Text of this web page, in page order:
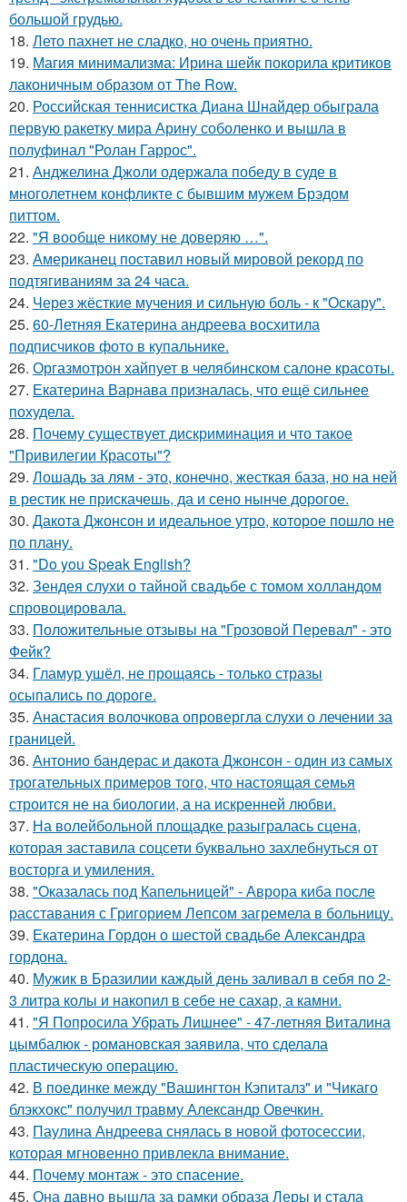
большой грудью.
18. Лето пахнет не сладко, но очень приятно.
19. Магия минимализма: Ирина шейк покорила критиков
лаконичным образом от The Row.
20. Российская теннисистка Диана Шнайдер обыграла
первую ракетку мира Арину соболенко и вышла в
полуфинал "Ролан Гаррос".
21. Анджелина Джоли одержала победу в суде в
многолетнем конфликте с бывшим мужем Брэдом
питтом.
22. "Я вообще никому не доверяю …".
23. Американец поставил новый мировой рекорд по
подтягиваниям за 24 часа.
24. Через жёсткие мучения и сильную боль - к "Оскару".
25. 60-Летняя Екатерина андреева восхитила
подписчиков фото в купальнике.
26. Оргазмотрон хайпует в челябинском салоне красоты.
27. Екатерина Варнава призналась, что ещё сильнее
похудела.
28. Почему существует дискриминация и что такое
"Привилегии Красоты"?
29. Лошадь за лям - это, конечно, жесткая база, но на ней
в рестик не прискачешь, да и сено нынче дорогое.
30. Дакота Джонсон и идеальное утро, которое пошло не
по плану.
31. "Do you Speak English?
32. Зендея слухи о тайной свадьбе с томом холландом
спровоцировала.
33. Положительные отзывы на "Грозовой Перевал" - это
Фейк?
34. Гламур ушёл, не прощаясь - только стразы
осыпались по дороге.
35. Анастасия волочкова опровергла слухи о лечении за
границей.
36. Антонио бандерас и дакота Джонсон - один из самых
трогательных примеров того, что настоящая семья
строится не на биологии, а на искренней любви.
37. На волейбольной площадке разыгралась сцена,
которая заставила соцсети буквально захлебнуться от
восторга и умиления.
38. "Оказалась под Капельницей" - Аврора киба после
расставания с Григорием Лепсом загремела в больницу.
39. Екатерина Гордон о шестой свадьбе Александра
гордона.
40. Мужик в Бразилии каждый день заливал в себя по 2-
3 литра колы и накопил в себе не сахар, а камни.
41. "Я Попросила Убрать Лишнее" - 47-летняя Виталина
цымбалюк - романовская заявила, что сделала
пластическую операцию.
42. В поединке между "Вашингтон Кэпиталз" и "Чикаго
блэкхокс" получил травму Александр Овечкин.
43. Паулина Андреева снялась в новой фотосессии,
которая мгновенно привлекла внимание.
44. Почему монтаж - это спасение.
45. Она давно вышла за рамки образа Леры и стала